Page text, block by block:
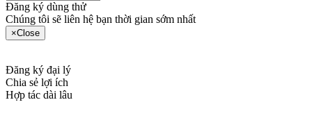
Đăng ký dùng thử
Chúng tôi sẽ liên hệ bạn thời gian sớm nhất
×Close
Đăng ký đại lý
Chia sẻ lợi ích
Hợp tác dài lâu